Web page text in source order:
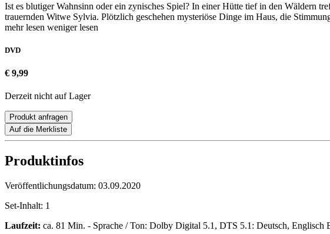
Ist es blutiger Wahnsinn oder ein zynisches Spiel? In einer Hütte tief in den Wäldern
trauernden Witwe Sylvia. Plötzlich geschehen mysteriöse Dinge im Haus, die
mehr lesen weniger lesen
DVD
€ 9,99
Derzeit nicht auf Lager
Produkt anfragen
Auf die Merkliste
Produktinfos
Veröffentlichungsdatum: 03.09.2020
Set-Inhalt: 1
Laufzeit: ca. 81 Min. - Sprache / Ton: Dolby Digital 5.1, DTS 5.1: Deutsch,